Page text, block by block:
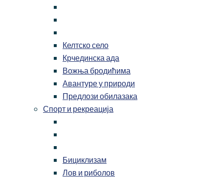
Келтско село
Крчединска ада
Вожња бродићима
Авантуре у природи
Предлози обилазака
Спорт и рекреација
Бициклизам
Лов и риболов